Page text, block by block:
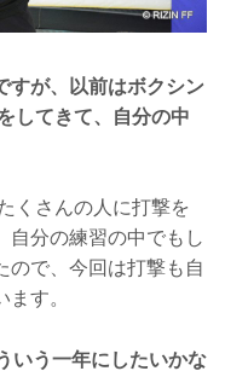
すが、以前はボクシン
してきて、自分の中
くさんの人に打撃を
自分の練習の中でもし
ので、今回は打撃も自
す。
いう一年にしたいかな